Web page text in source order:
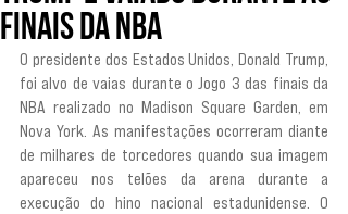
finais da NBA
O presidente dos Estados Unidos, Donald Trump,
foi alvo de vaias durante o Jogo 3 das finais da
NBA realizado no Madison Square Garden, em
Nova York. As manifestações ocorreram diante
de milhares de torcedores quando sua imagem
apareceu nos telões da arena durante a
execução do hino nacional estadunidense. O